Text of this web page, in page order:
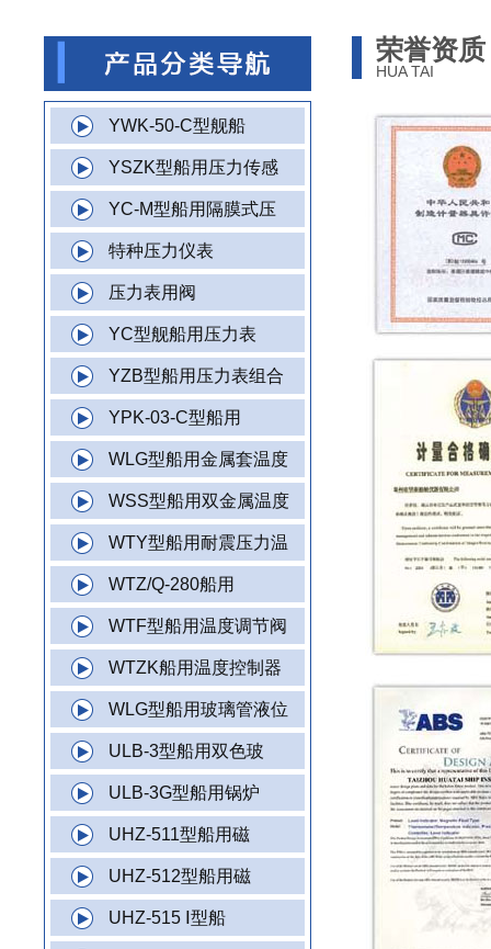
YWK-50-C型舰船
YSZK型船用压力传感
YC-M型船用隔膜式压
特种压力仪表
压力表用阀
YC型舰船用压力表
YZB型船用压力表组合
YPK-03-C型船用
WLG型船用金属套温度
WSS型船用双金属温度
WTY型船用耐震压力温
WTZ/Q-280船用
WTF型船用温度调节阀
WTZK船用温度控制器
WLG型船用玻璃管液位
ULB-3型船用双色玻
ULB-3G型船用锅炉
UHZ-511型船用磁
UHZ-512型船用磁
UHZ-515 Ⅰ型船
荣誉资质
HUA TAI